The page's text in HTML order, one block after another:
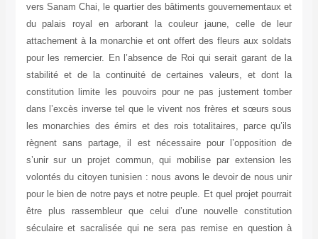
vers Sanam Chai, le quartier des bâtiments gouvernementaux et
du palais royal en arborant la couleur jaune, celle de leur
attachement à la monarchie et ont offert des fleurs aux soldats
pour les remercier. En l’absence de Roi qui serait garant de la
stabilité et de la continuité de certaines valeurs, et dont la
constitution limite les pouvoirs pour ne pas justement tomber
dans l’excès inverse tel que le vivent nos frères et sœurs sous
les monarchies des émirs et des rois totalitaires, parce qu’ils
règnent sans partage, il est nécessaire pour l’opposition de
s’unir sur un projet commun, qui mobilise par extension les
volontés du citoyen tunisien : nous avons le devoir de nous unir
pour le bien de notre pays et notre peuple. Et quel projet pourrait
être plus rassembleur que celui d’une nouvelle constitution
séculaire et sacralisée qui ne sera pas remise en question à